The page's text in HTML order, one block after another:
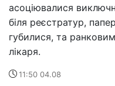
асоціювалися
біля реєстратур,
губилися, та
лікаря.
11:50 04.08